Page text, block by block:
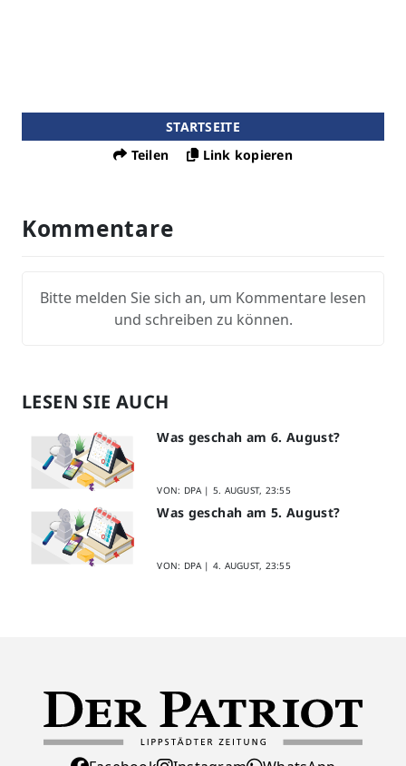
STARTSEITE
Teilen
Link kopieren
Kommentare
Bitte melden Sie sich an, um Kommentare lesen
und schreiben zu können.
LESEN SIE AUCH
Was geschah am 6. August?
VON: DPA | 5. AUGUST, 23:55
Was geschah am 5. August?
VON: DPA | 4. AUGUST, 23:55